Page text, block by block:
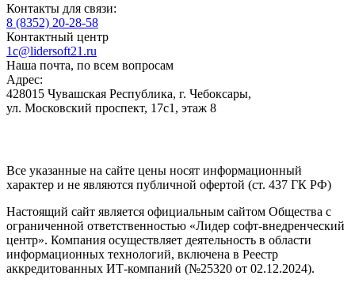
Контакты для связи:
8 (8352) 20-28-58
Контактный центр
1c@lidersoft21.ru
Наша почта, по всем вопросам
Адрес:
428015 Чувашская Республика, г. Чебоксары,
ул. Московский проспект, 17с1, этаж 8
Все указанные на сайте цены носят информационный
характер и не являются публичной офертой (ст. 437 ГК РФ)
Настоящий сайт является официальным сайтом Общества с
ограниченной ответственностью «Лидер софт-внедренческий
центр». Компания осуществляет деятельность в области
информационных технологий, включена в Реестр
аккредитованных ИТ-компаний (№25320 от 02.12.2024).